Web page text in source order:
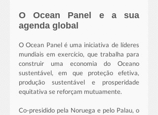
O Ocean Panel e a sua
agenda global
O Ocean Panel é uma iniciativa de líderes
mundiais em exercício, que trabalha para
construir uma economia do Oceano
sustentável, em que proteção efetiva,
produção sustentável e prosperidade
equitativa se reforçam mutuamente.
Co-presidido pela Noruega e pelo Palau, o